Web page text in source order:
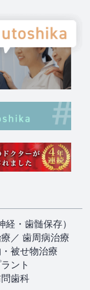
・歯髄保存）
／ 歯周病治療
被せ物治療
ント
歯科